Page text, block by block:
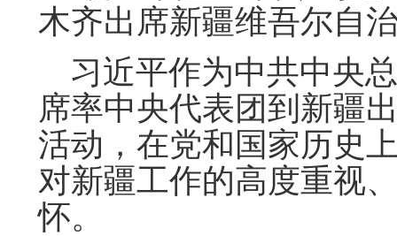
木齐出席新疆维吾尔自
习近平作为中共中央
席率中央代表团到新疆
活动，在党和国家历史
对新疆工作的高度重视
怀。